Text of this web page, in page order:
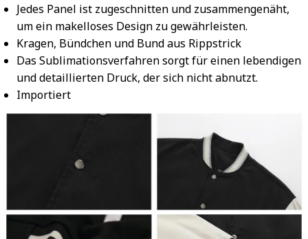
Jedes Panel ist zugeschnitten und zusammengenäht,
um ein makelloses Design zu gewährleisten.
Kragen, Bündchen und Bund aus Rippstrick
Das Sublimationsverfahren sorgt für einen lebendigen
und detaillierten Druck, der sich nicht abnutzt.
Importiert